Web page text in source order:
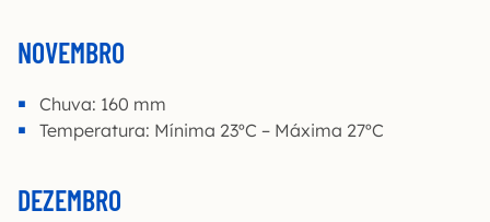
NOVEMBRO
Chuva: 160 mm
Temperatura: Mínima 23ºC – Máxima 27ºC
DEZEMBRO